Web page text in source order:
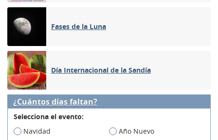
Fases de la Luna
Día Internacional de la Sandía
¿Cuántos días faltan?
Selecciona el evento:
Navidad
Año Nuevo